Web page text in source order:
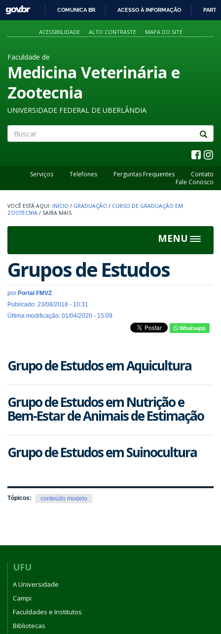
PARA
O
GOVBR
COMUNICA BR ACESSO À INFORMAÇÃO
ACESSIBILIDADE ALTO CONTRASTE MAPA DO SITE
Faculdade de
Medicina Veterinária e
Zootecnia
UNIVERSIDADE FEDERAL DE UBERLÂNDIA
Serviços Telefones Perguntas Frequentes
Contato
Fale Conosco
INÍCIO / GRADUAÇÃO / CURSO DE GRADUAÇÃO EM
ZOOTECNIA / SAIBA MAIS
MENU
Toggle
Grupos de Estudos
por Portal FMVZ
Publicado: 23/08/2018 - 10:31
Última modificação: 01/04/2020 - 15:09
Whatsapp
Grupo de Estudos em Aquicultura
Grupo de Estudos em Nutrição e
Bem-Estar de Animais de Estimação
Grupo de Estudos em Suinocultura
Tópicos: conteúdo modelo
UFU
A Universidade
Campi
Faculdades e Institutos
Bibliotecas